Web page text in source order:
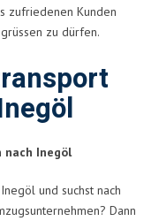
zufriedenen Kunden
zu dürfen.
nach Inegöl
und suchst nach
Dann